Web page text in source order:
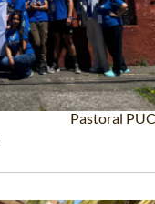
Pastoral